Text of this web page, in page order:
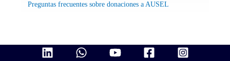
Preguntas frecuentes sobre donaciones a AUSEL